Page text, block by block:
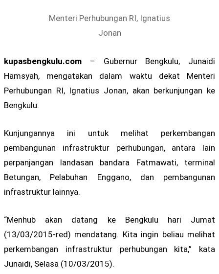
Menteri Perhubungan RI, Ignatius
Jonan
kupasbengkulu.com – Gubernur Bengkulu, Junaidi
Hamsyah, mengatakan dalam waktu dekat Menteri
Perhubungan RI, Ignatius Jonan, akan berkunjungan ke
Bengkulu.
Kunjungannya ini untuk melihat perkembangan
pembangunan infrastruktur perhubungan, antara lain
perpanjangan landasan bandara Fatmawati, terminal
Betungan, Pelabuhan Enggano, dan pembangunan
infrastruktur lainnya.
“Menhub akan datang ke Bengkulu hari Jumat
(13/03/2015-red) mendatang. Kita ingin beliau melihat
perkembangan infrastruktur perhubungan kita,” kata
Junaidi, Selasa (10/03/2015).